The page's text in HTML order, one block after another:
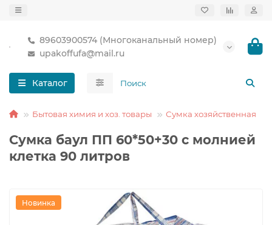
89603900574 (Многоканальный номер)
upakoffufa@mail.ru
Каталог
Бытовая химия и хоз. товары Сумка хозяйственная
Сумка баул ПП 60*50+30 с молнией
клетка 90 литров
Новинка